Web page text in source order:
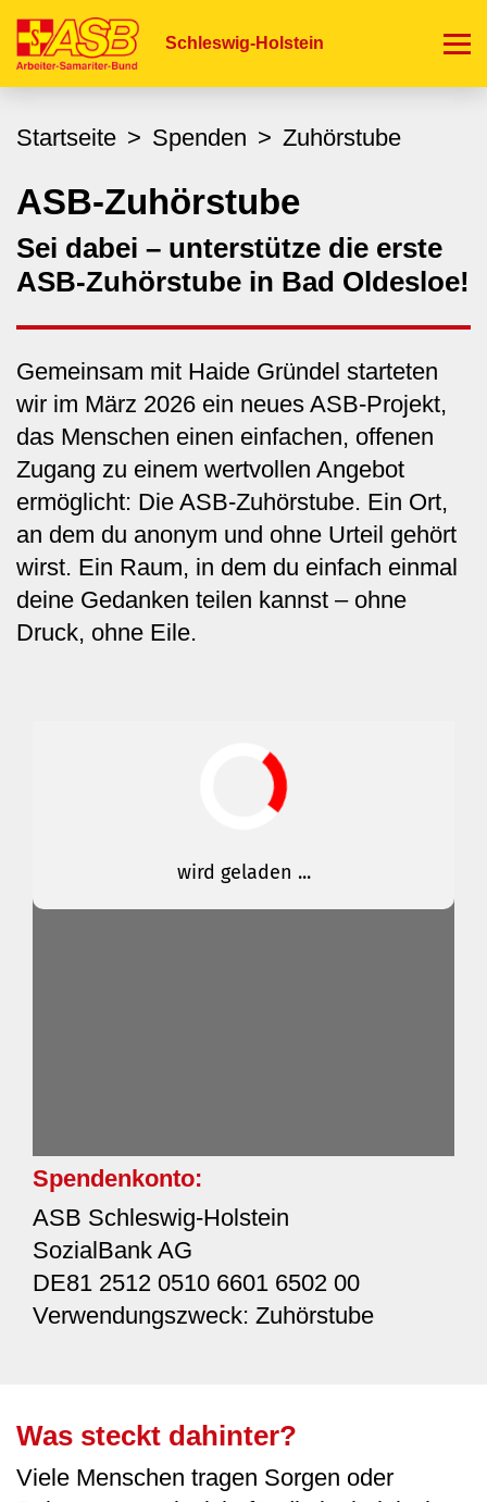
zum
Schleswig-Holstein
Startseite Spenden Zuhörstube
ASB-Zuhörstube
Sei dabei – unterstütze die erste
ASB-Zuhörstube in Bad Oldesloe!
Gemeinsam mit Haide Gründel starteten
wir im März 2026 ein neues ASB-Projekt,
das Menschen einen einfachen, offenen
Zugang zu einem wertvollen Angebot
ermöglicht: Die ASB-Zuhörstube. Ein Ort,
an dem du anonym und ohne Urteil gehört
wirst. Ein Raum, in dem du einfach einmal
deine Gedanken teilen kannst – ohne
Druck, ohne Eile.
Spendenkonto:
ASB Schleswig-Holstein
SozialBank AG
DE81 2512 0510 6601 6502 00
Verwendungszweck: Zuhörstube
Was steckt dahinter?
Viele Menschen tragen Sorgen oder